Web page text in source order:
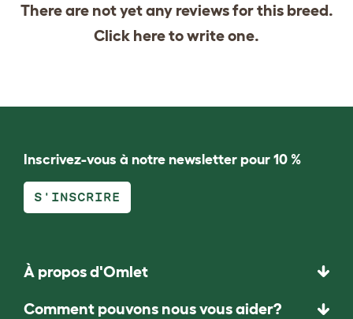
There are not yet any reviews for this breed.
Click hereto write one.
Inscrivez-vous à notre newsletter pour 10 %
S'INSCRIRE
À propos d'Omlet
Comment pouvons nous vous aider?